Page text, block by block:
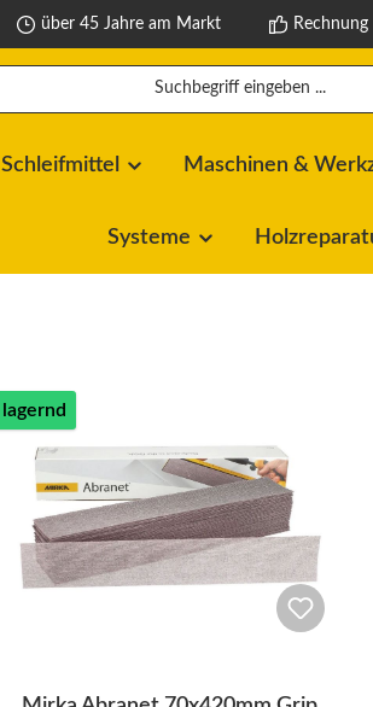
über 45 Jahre am Markt
Schleifmittel Maschinen &
Systeme
lagernd